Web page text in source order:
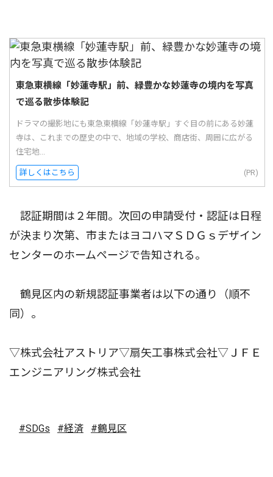
東急東横線「妙蓮寺駅」前、緑豊かな妙蓮寺の境内を写真
で巡る散歩体験記
ドラマの撮影地にも東急東横線「妙蓮寺駅」すぐ目の前にある妙蓮
寺は、これまでの歴史の中で、地域の学校、商店街、周囲に広がる
住宅地...
詳しくはこちら (PR)
認証期間は２年間。次回の申請受付・認証は日程
が決まり次第、市またはヨコハマＳＤＧｓデザイン
センターのホームページで告知される。
鶴見区内の新規認証事業者は以下の通り（順不
同）。
▽株式会社アストリア▽扇矢工事株式会社▽ＪＦＥ
エンジニアリング株式会社
#SDGs #経済 #鶴見区